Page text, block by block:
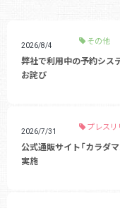
2026/8/4 その他
弊社で利用中の予約シス
お詫び
2026/7/31 プレスリ
公式通販サイト「カラダ
実施